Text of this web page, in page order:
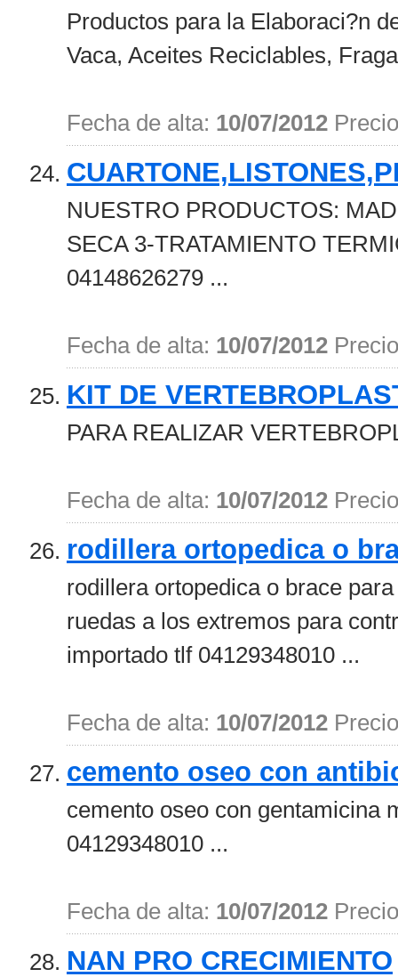
Productos para la Elaboraci?n
Vaca, Aceites Reciclables,
Fecha de alta: 10/07/2012
NUESTRO PRODUCTOS:
SECA 3-TRATAMIENTO
04148626279 ...
Fecha de alta: 10/07/2012
KIT DE
PARA REALIZAR
Fecha de alta: 10/07/2012
rodillera ortopedica o
rodillera ortopedica o brace
ruedas a los extremos para
importado tlf 04129348010 ...
Fecha de alta: 10/07/2012
cemento oseo con
cemento oseo con gentamicina
04129348010 ...
Fecha de alta: 10/07/2012
NAN PRO CRECIMIENTO